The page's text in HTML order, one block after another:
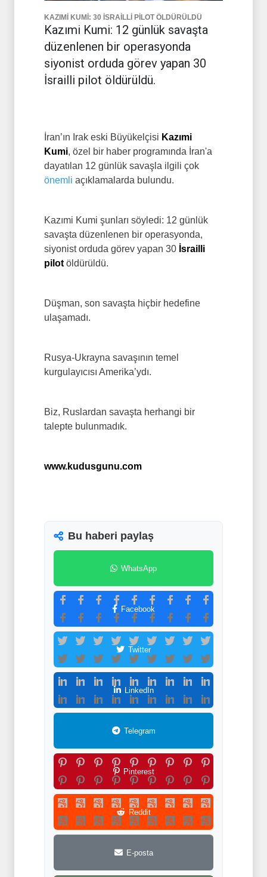
KAZIMİ KUMİ: 30 İSRAİLLİ PİLOT ÖLDÜRÜLDÜ
Kazımi Kumi: 12 günlük savaşta
düzenlenen bir operasyonda
siyonist orduda görev yapan 30
İsrailli pilot öldürüldü.
İran’ın Irak eski Büyükelçisi Kazımi
Kumi, özel bir haber programında İran'a
dayatılan 12 günlük savaşla ilgili çok
önemli açıklamalarda bulundu.
Kazımi Kumi şunları söyledi: 12 günlük
savaşta düzenlenen bir operasyonda,
siyonist orduda görev yapan 30 İsrailli
pilot öldürüldü.
Düşman, son savaşta hiçbir hedefine
ulaşamadı.
Rusya-Ukrayna savaşının temel
kurgulayıcısı Amerika’ydı.
Biz, Ruslardan savaşta herhangi bir
talepte bulunmadık.
www.kudusgunu.com
Bu haberi paylaş
WhatsApp
Facebook
Twitter
LinkedIn
Telegram
Pinterest
Reddit
E-posta